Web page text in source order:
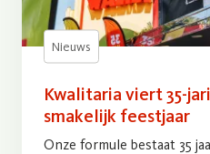
Nieuws
Kwalitaria viert 35-
smakelijk feestjaar
Onze formule bestaat 35